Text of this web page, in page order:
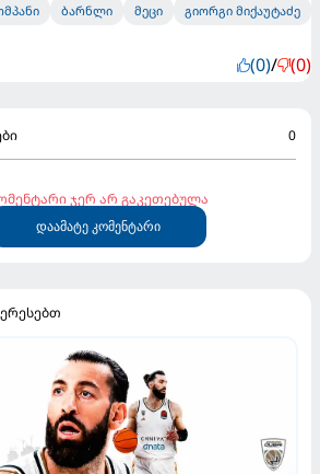
ბარნლი მეცი გიორგი მიქაუტაძე
(0)/ (0)
0
ჯერ არ გაკეთებულა
დაამატე კომენტარი